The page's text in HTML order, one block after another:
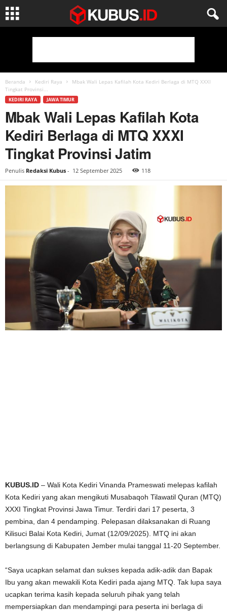
Beranda Kediri Raya
Mbak Wali Lepas Kafilah Kota Kediri Berlaga di MTQ XXXI
Tingkat Provinsi...
KEDIRI RAYA JAWA TIMUR
Mbak Wali Lepas Kafilah Kota
Kediri Berlaga di MTQ XXXI
Tingkat Provinsi Jatim
Penulis Redaksi Kubus - 12 September 2025 118
KUBUS.ID – Wali Kota Kediri Vinanda Prameswati melepas kafilah
Kota Kediri yang akan mengikuti Musabaqoh Tilawatil Quran (MTQ)
XXXI Tingkat Provinsi Jawa Timur. Terdiri dari 17 peserta, 3
pembina, dan 4 pendamping. Pelepasan dilaksanakan di Ruang
Kilisuci Balai Kota Kediri, Jumat (12/09/2025). MTQ ini akan
berlangsung di Kabupaten Jember mulai tanggal 11-20 September.
“Saya ucapkan selamat dan sukses kepada adik-adik dan Bapak
Ibu yang akan mewakili Kota Kediri pada ajang MTQ. Tak lupa saya
ucapkan terima kasih kepada seluruh pihak yang telah
mempersiapkan dan mendampingi para peserta ini berlaga di